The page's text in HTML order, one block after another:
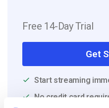
Free 14-Day Trial
Get
Start streaming
No credit card